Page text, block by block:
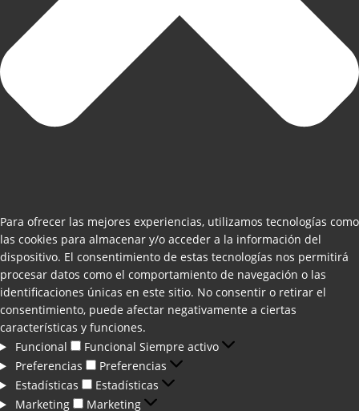
Para ofrecer las mejores experiencias, utilizamos tecnologías como
las cookies para almacenar y/o acceder a la información del
dispositivo. El consentimiento de estas tecnologías nos permitirá
procesar datos como el comportamiento de navegación o las
identificaciones únicas en este sitio. No consentir o retirar el
consentimiento, puede afectar negativamente a ciertas
características y funciones.
Funcional
Funcional Siempre activo
Preferencias
Preferencias
Estadísticas
Estadísticas
Marketing
Marketing